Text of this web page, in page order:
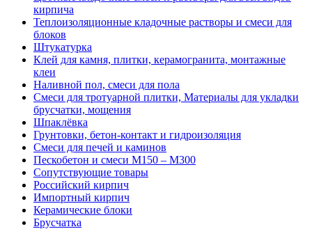
кирпича
Теплоизоляционные кладочные растворы и смеси для
блоков
Штукатурка
Клей для камня, плитки, керамогранита, монтажные
клеи
Наливной пол, смеси для пола
Смеси для тротуарной плитки, Материалы для укладки
брусчатки, мощения
Шпаклёвка
Грунтовки, бетон-контакт и гидроизоляция
Смеси для печей и каминов
Пескобетон и смеси М150 – М300
Сопутствующие товары
Российский кирпич
Импортный кирпич
Керамические блоки
Брусчатка